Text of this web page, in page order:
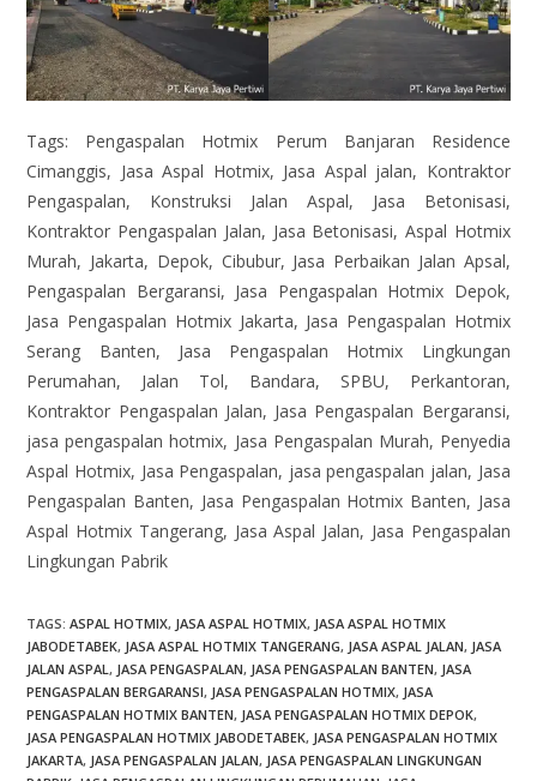
Tags: Pengaspalan Hotmix Perum Banjaran Residence
Cimanggis, Jasa Aspal Hotmix, Jasa Aspal jalan, Kontraktor
Pengaspalan, Konstruksi Jalan Aspal, Jasa Betonisasi,
Kontraktor Pengaspalan Jalan, Jasa Betonisasi, Aspal Hotmix
Murah, Jakarta, Depok, Cibubur, Jasa Perbaikan Jalan Apsal,
Pengaspalan Bergaransi, Jasa Pengaspalan Hotmix Depok,
Jasa Pengaspalan Hotmix Jakarta, Jasa Pengaspalan Hotmix
Serang Banten, Jasa Pengaspalan Hotmix Lingkungan
Perumahan, Jalan Tol, Bandara, SPBU, Perkantoran,
Kontraktor Pengaspalan Jalan, Jasa Pengaspalan Bergaransi,
jasa pengaspalan hotmix, Jasa Pengaspalan Murah, Penyedia
Aspal Hotmix, Jasa Pengaspalan, jasa pengaspalan jalan, Jasa
Pengaspalan Banten, Jasa Pengaspalan Hotmix Banten, Jasa
Aspal Hotmix Tangerang, Jasa Aspal Jalan, Jasa Pengaspalan
Lingkungan Pabrik
TAGS:ASPAL HOTMIX, JASA ASPAL HOTMIX, JASA ASPAL HOTMIX
JABODETABEK, JASA ASPAL HOTMIX TANGERANG, JASA ASPAL JALAN, JASA
JALAN ASPAL, JASA PENGASPALAN, JASA PENGASPALAN BANTEN, JASA
PENGASPALAN BERGARANSI, JASA PENGASPALAN HOTMIX, JASA
PENGASPALAN HOTMIX BANTEN, JASA PENGASPALAN HOTMIX DEPOK,
JASA PENGASPALAN HOTMIX JABODETABEK, JASA PENGASPALAN HOTMIX
JAKARTA, JASA PENGASPALAN JALAN, JASA PENGASPALAN LINGKUNGAN